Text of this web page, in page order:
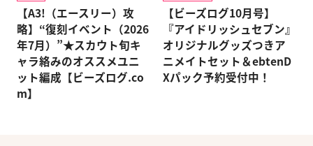
【A3!（エースリー）攻
略】“復刻イベント（2026
年7月）”★スカウト旬キ
ャラ絡みのオススメユニ
ット編成【ビーズログ.co
m】
【ビーズログ10月号】
『アイドリッシュセブン』
オリジナルグッズつきア
ニメイトセット＆ebtenD
Xパック予約受付中！